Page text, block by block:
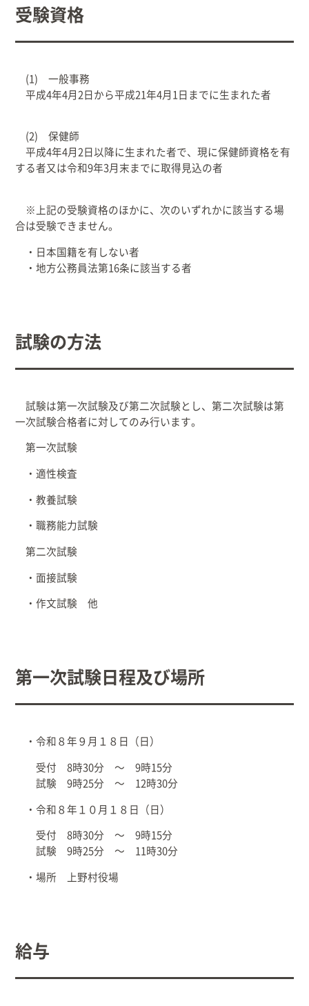
文字 サイトマップ
受験資格
(1) 一般事務
平成4年4月2日から平成21年4月1日までに生まれた者
(2) 保健師
平成4年4月2日以降に生まれた者で、現に保健師資格を有
する者又は令和9年3月末までに取得見込の者
※上記の受験資格のほかに、次のいずれかに該当する場
合は受験できません。
・日本国籍を有しない者
・地方公務員法第16条に該当する者
試験の方法
試験は第一次試験及び第二次試験とし、第二次試験は第
一次試験合格者に対してのみ行います。
第一次試験
・適性検査
・教養試験
・職務能力試験
第二次試験
・面接試験
・作文試験 他
第一次試験日程及び場所
・令和８年９月１８日（日）
受付 8時30分 ～ 9時15分
試験 9時25分 ～ 12時30分
・令和８年１０月１８日（日）
受付 8時30分 ～ 9時15分
試験 9時25分 ～ 11時30分
・場所 上野村役場
給与